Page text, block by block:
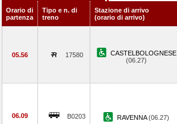
Orario di
partenza
Tipo e n. di
treno
Stazione di arrivo
(orario di arrivo)
05.56 17580
CASTELBOLOGNESE
(06.27)
06.09 B0203 RAVENNA(06.27)